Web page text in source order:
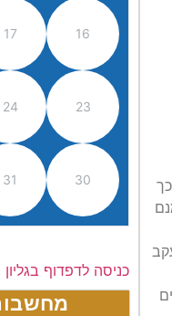
אמנם
16
17
23
24
30
31
כניסה לדפדוף בגליון